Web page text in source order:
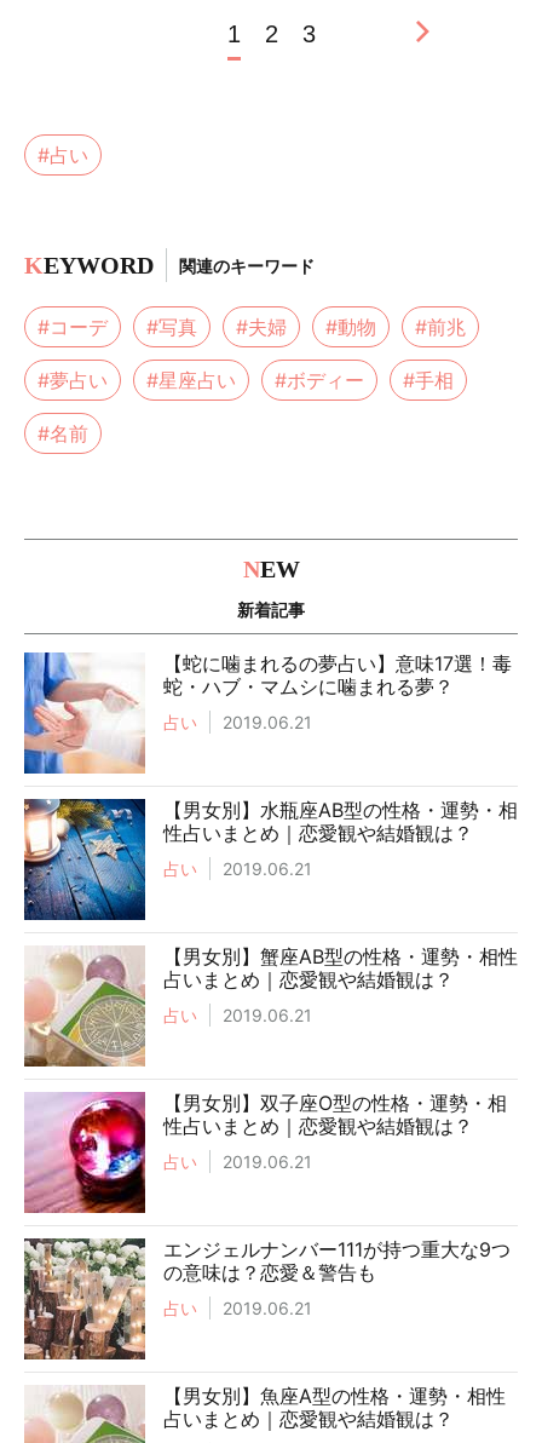
1 2 3
#占い
KEYWORD 関連のキーワード
#コーデ #写真 #夫婦 #動物 #前兆
#夢占い #星座占い #ボディー #手相
#名前
NEW
新着記事
【蛇に噛まれるの夢占い】意味17選！毒
蛇・ハブ・マムシに噛まれる夢？
占い 2019.06.21
【男女別】水瓶座AB型の性格・運勢・相
性占いまとめ｜恋愛観や結婚観は？
占い 2019.06.21
【男女別】蟹座AB型の性格・運勢・相性
占いまとめ｜恋愛観や結婚観は？
占い 2019.06.21
【男女別】双子座O型の性格・運勢・相
性占いまとめ｜恋愛観や結婚観は？
占い 2019.06.21
エンジェルナンバー111が持つ重大な9つ
の意味は？恋愛＆警告も
占い 2019.06.21
【男女別】魚座A型の性格・運勢・相性
占いまとめ｜恋愛観や結婚観は？